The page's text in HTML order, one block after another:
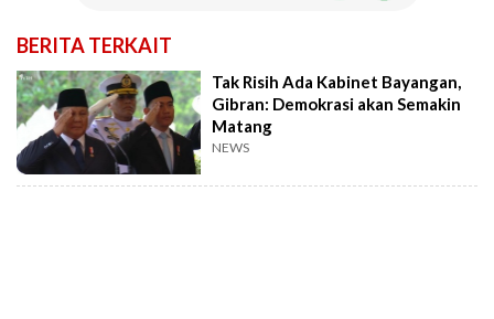
BERITA TERKAIT
Tak Risih Ada Kabinet Bayangan,
Gibran: Demokrasi akan Semakin
Matang
NEWS